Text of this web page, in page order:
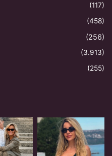
(117)
(458)
(256)
(3.913)
(255)